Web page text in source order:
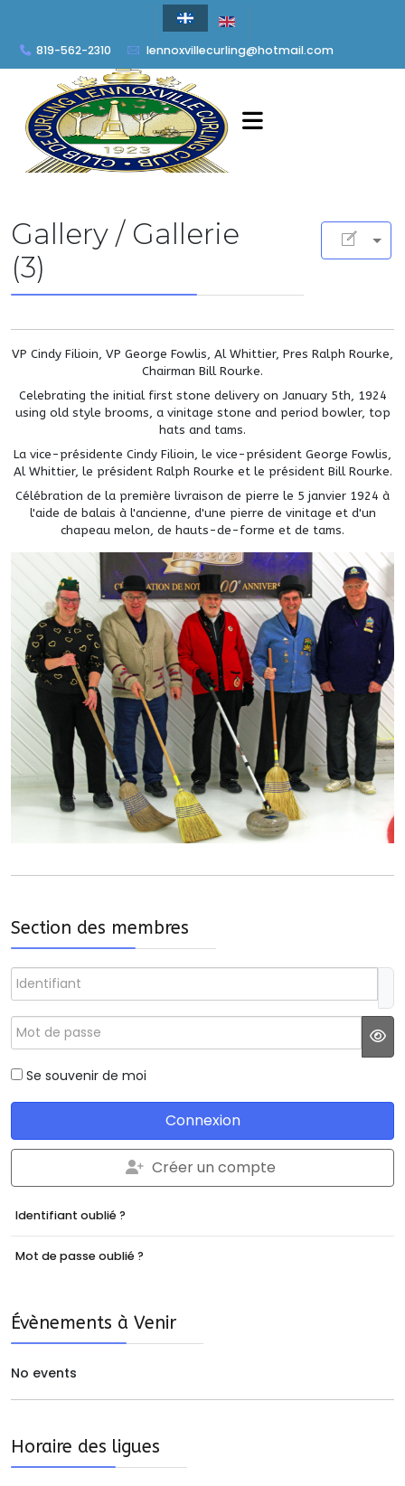
819-562-2310 lennoxvillecurling@hotmail.com
Gallery / Gallerie
(3)
VP Cindy Filioin, VP George Fowlis, Al Whittier, Pres Ralph Rourke,
Chairman Bill Rourke.
Celebrating the initial first stone delivery on January 5th, 1924
using old style brooms, a vinitage stone and period bowler, top
hats and tams.
La vice-présidente Cindy Filioin, le vice-président George Fowlis,
Al Whittier, le président Ralph Rourke et le président Bill Rourke.
Célébration de la première livraison de pierre le 5 janvier 1924 à
l'aide de balais à l'ancienne, d'une pierre de vinitage et d'un
chapeau melon, de hauts-de-forme et de tams.
Section des membres
Identifiant
Mot de passe
Se souvenir de moi
Connexion
Créer un compte
Identifiant oublié ?
Mot de passe oublié ?
Évènements à Venir
No events
Horaire des ligues